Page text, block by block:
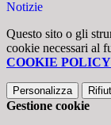
Notizie
Questo sito o gli
cookie necessari al
COOKIE POLICY
Personalizza
Gestione cookie